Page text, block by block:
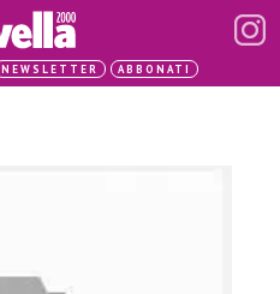
NEWSLETTER ABBONATI